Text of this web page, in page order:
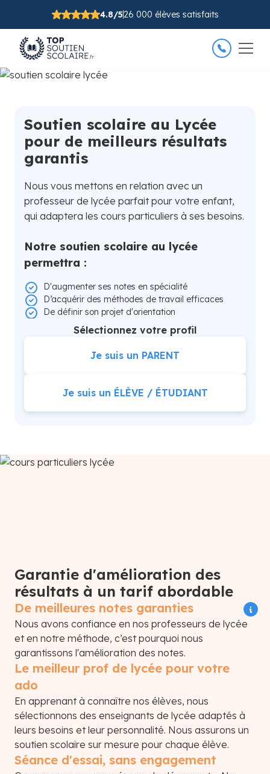
4.8/526 000 élèves satisfaits
Soutien scolaire au Lycée
pour de meilleurs résultats
garantis
Nous vous mettons en relation avec un
professeur de lycée parfait pour votre enfant,
qui adaptera les cours particuliers à ses besoins.
Notre soutien scolaire au lycée
permettra :
D'augmenter ses notes en spécialité
D’acquérir des méthodes de travail efficaces
De définir son projet d'orientation
Sélectionnez votre profil
Je suis un PARENT
Je suis un ÉLÈVE / ÉTUDIANT
Garantie d'amélioration des
résultats à un tarif abordable
De meilleures notes garanties
Nous avons confiance en nos professeurs de lycée
et en notre méthode, c’est pourquoi nous
garantissons l'amélioration des notes.
Le meilleur prof de lycée pour votre
ado
En apprenant à connaître nos élèves, nous
sélectionnons des enseignants de lycée adaptés à
leurs besoins et leur personnalité. Nous assurons un
soutien scolaire sur mesure pour chaque élève.
Séance d'essai, sans engagement